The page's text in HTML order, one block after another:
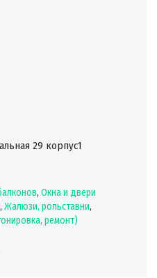
29 корпус1
, Окна и двери
, Жалюзи, рольставни,
ремонт)